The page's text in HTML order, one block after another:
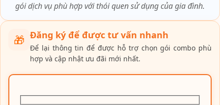
gói dịch vụ phù hợp với thói quen sử dụng của gia đình.
🎁 Đăng ký để được tư vấn nhanh
Để lại thông tin để được hỗ trợ chọn gói combo phù
hợp và cập nhật ưu đãi mới nhất.